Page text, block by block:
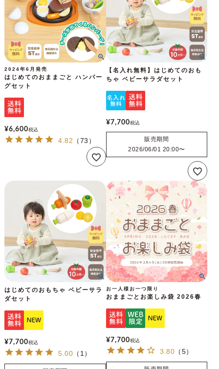
2024年6月発売
はじめてのおままごと ハンバー
グセット
¥6,600税込
4.82 （73 ）
【名入れ無料】はじめてのおも
ちゃ ベビーサラダセット
¥7,700税込
販売期間
2026/06/01 20:00〜
はじめてのおもちゃ ベビーサラ
ダセット
¥7,700税込
5.00 （ 1 ）
お一人様お一つ限り
おままごとお楽しみ袋 2026春
¥7,700税込
3.80 （5）